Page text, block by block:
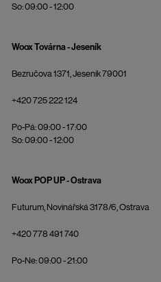
So: 09:00 - 12:00
Woox Továrna - Jeseník
Bezručova 1371, Jeseník 79001
+420 725 222 124
Po-Pá: 09:00 - 17:00
So: 09:00 - 12:00
Woox POP UP - Ostrava
Futurum, Novinářská 3178/6, Ostrava
+420 778 491 740
Po-Ne: 09:00 - 21:00